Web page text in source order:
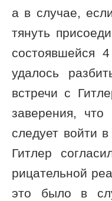
а в случае,
тянуть
со­стоявшейся
удалось
встречи с
заверения,
следует войти
Гитлер
рицательной
это было в